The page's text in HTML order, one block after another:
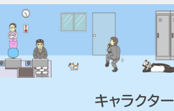
キャラクター